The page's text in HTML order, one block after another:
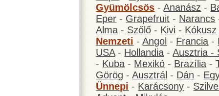
Gyümölcsös -Ananász -
Eper - Grapefruit - Narancs
Alma - Szőlő - Kivi - Kókusz
Nemzeti -Angol - Francia -
USA- Hollandia -Ausztria -
- Kuba - Mexikó - Brazília -
Görög -Ausztrál - Dán -
Ünnepi - Karácsony -